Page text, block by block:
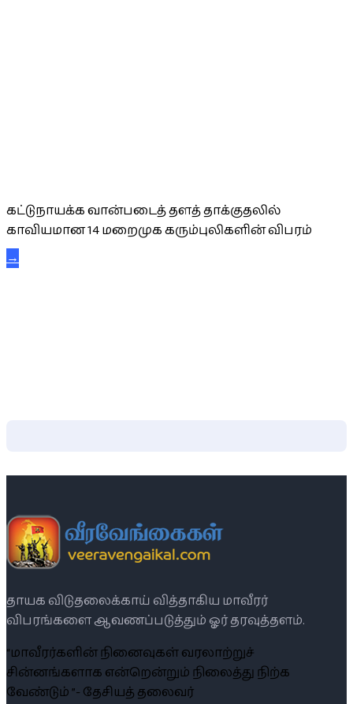
கட்டுநாயக்க வான்படைத் தளத் தாக்குதலில்
காவியமான 14 மறைமுக கரும்புலிகளின் விபரம்
→
தாயக விடுதலைக்காய் வித்தாகிய மாவீரர்
விபரங்களை ஆவணப்படுத்தும் ஓர் தரவுத்தளம்.
“மாவீரர்களின் நினைவுகள் வரலாற்றுச்
சின்னங்களாக என்றென்றும் நிலைத்து நிற்க
வேண்டும் ”- தேசியத் தலைவர்